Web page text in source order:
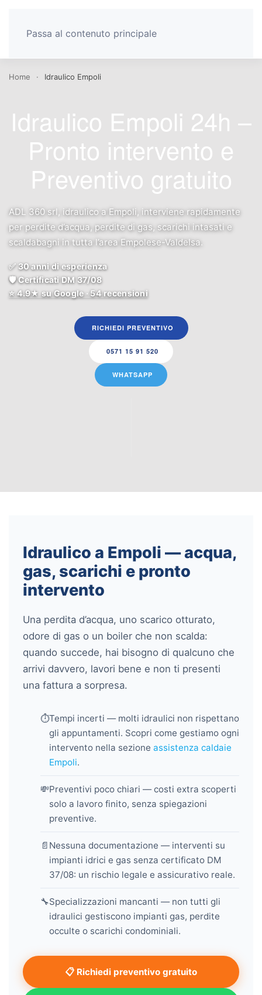
Passa al contenuto principale
Home Idraulico Empoli
Idraulico Empoli 24h –
Pronto intervento e
Preventivo gratuito
ADL 360 srl, idraulico a Empoli, interviene rapidamente
per perdite d’acqua, perdite di gas, scarichi intasati e
scaldabagni in tutta l’area Empolese-Valdelsa.
✅ 30 anni di esperienza
🛡️ Certificati DM 37/08
⭐ 4.9★ su Google · 54 recensioni
RICHIEDI PREVENTIVO
0571 15 91 520
WHATSAPP
Idraulico a Empoli — acqua,
gas, scarichi e pronto
intervento
Una perdita d’acqua, uno scarico otturato,
odore di gas o un boiler che non scalda:
quando succede, hai bisogno di qualcuno che
arrivi davvero, lavori bene e non ti presenti
una fattura a sorpresa.
⏱️Tempi incerti — molti idraulici non rispettano
gli appuntamenti. Scopri come gestiamo ogni
intervento nella sezione assistenza caldaie
Empoli.
💸Preventivi poco chiari — costi extra scoperti
solo a lavoro finito, senza spiegazioni
preventive.
📄 Nessuna documentazione — interventi su
impianti idrici e gas senza certificato DM
37/08: un rischio legale e assicurativo reale.
🔧Specializzazioni mancanti — non tutti gli
idraulici gestiscono impianti gas, perdite
occulte o scarichi condominiali.
📋 Richiedi preventivo gratuito